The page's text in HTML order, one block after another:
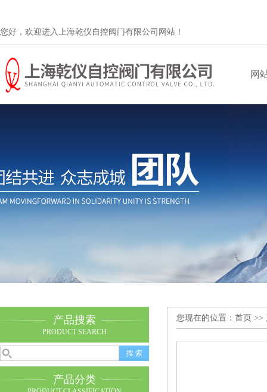
您好，欢迎进入上海乾仪自控阀门有限公司网站！
网
产品搜索
PRODUCT SEARCH
产品分类
您现在的位置： 首页 >>